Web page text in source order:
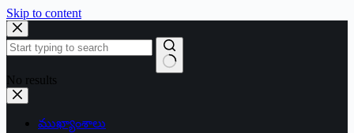
Skip to content
No results
ముఖ్యాంశాలు